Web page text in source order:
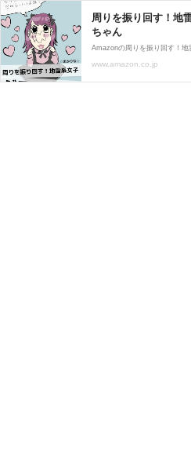
周りを振り回す！地
ちゃん
www.amazon.co.jp